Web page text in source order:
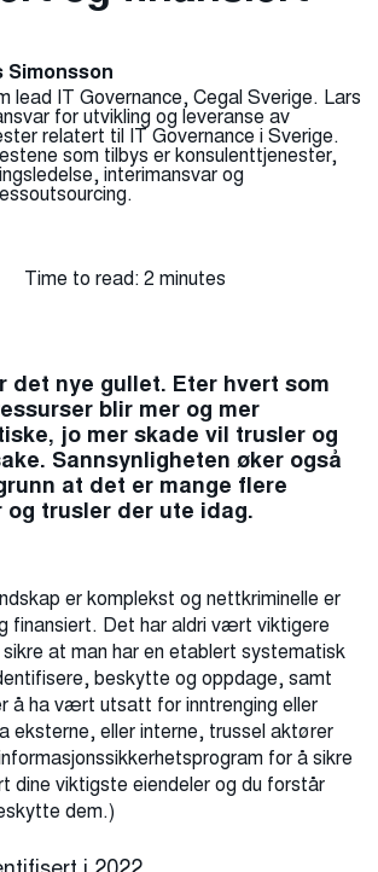
Simonsson
lead IT Governance, Cegal Sverige. Lars
for utvikling og leveranse av
relatert til IT Governance i Sverige.
som tilbys er konsulenttjenester,
interimansvar og
Time to read: 2 minutes
det nye gullet. Eter hvert som
blir mer og mer
jo mer skade vil trusler og
Sannsynligheten øker også
at det er mange flere
trusler der ute idag.
er komplekst og nettkriminelle er
finansiert. Det har aldri vært viktigere
at man har en etablert systematisk
beskytte og oppdage, samt
å ha vært utsatt for inntrenging eller
eksterne, eller interne, trussel aktører
for å sikre
dine viktigste eiendeler og du forstår
dem.)